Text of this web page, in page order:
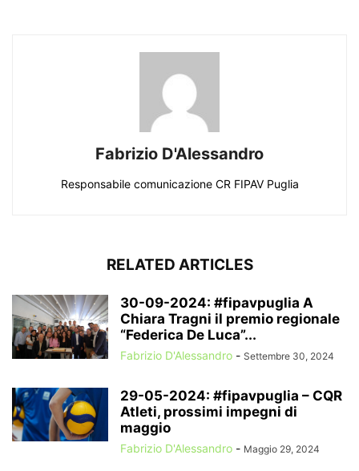
Fabrizio D'Alessandro
Responsabile comunicazione CR FIPAV Puglia
RELATED ARTICLES
30-09-2024: #fipavpuglia A
Chiara Tragni il premio regionale
“Federica De Luca”...
Fabrizio D'Alessandro - Settembre 30, 2024
29-05-2024: #fipavpuglia – CQR
Atleti, prossimi impegni di
maggio
Fabrizio D'Alessandro - Maggio 29, 2024